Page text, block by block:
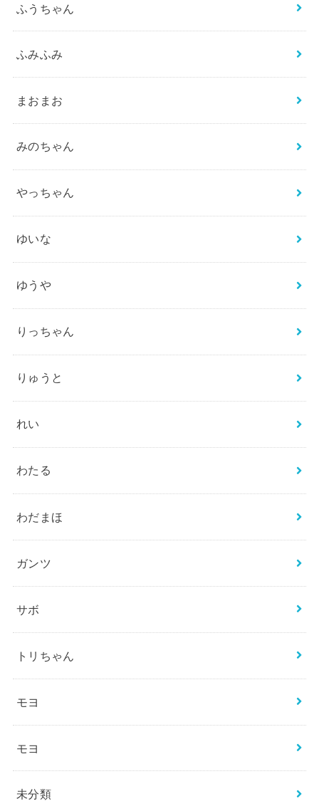
ふうちゃん
ふみふみ
まおまお
みのちゃん
やっちゃん
ゆいな
ゆうや
りっちゃん
りゅうと
れい
わたる
わだまほ
ガンツ
サボ
トリちゃん
モヨ
モヨ
未分類